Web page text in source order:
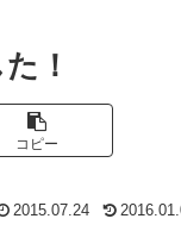
！
コピー
2015.07.24